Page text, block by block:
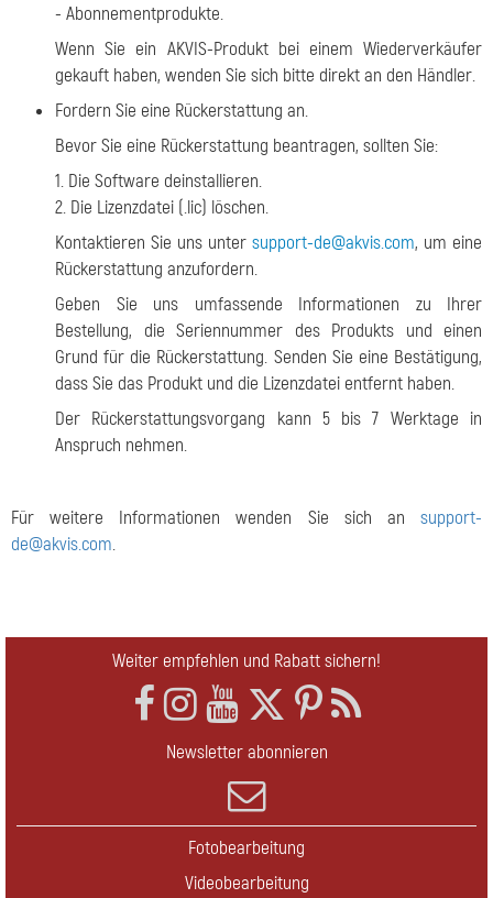
- Abonnementprodukte.
Wenn Sie ein AKVIS-Produkt bei einem Wiederverkäufer
gekauft haben, wenden Sie sich bitte direkt an den Händler.
Fordern Sie eine Rückerstattung an.
Bevor Sie eine Rückerstattung beantragen, sollten Sie:
1. Die Software deinstallieren.
2. Die Lizenzdatei (.lic) löschen.
Kontaktieren Sie uns unter support-de@akvis.com, um eine
Rückerstattung anzufordern.
Geben Sie uns umfassende Informationen zu Ihrer
Bestellung, die Seriennummer des Produkts und einen
Grund für die Rückerstattung. Senden Sie eine Bestätigung,
dass Sie das Produkt und die Lizenzdatei entfernt haben.
Der Rückerstattungsvorgang kann 5 bis 7 Werktage in
Anspruch nehmen.
Für weitere Informationen wenden Sie sich an support-
de@akvis.com.
Weiter empfehlen und Rabatt sichern!
Newsletter abonnieren
Fotobearbeitung
Videobearbeitung